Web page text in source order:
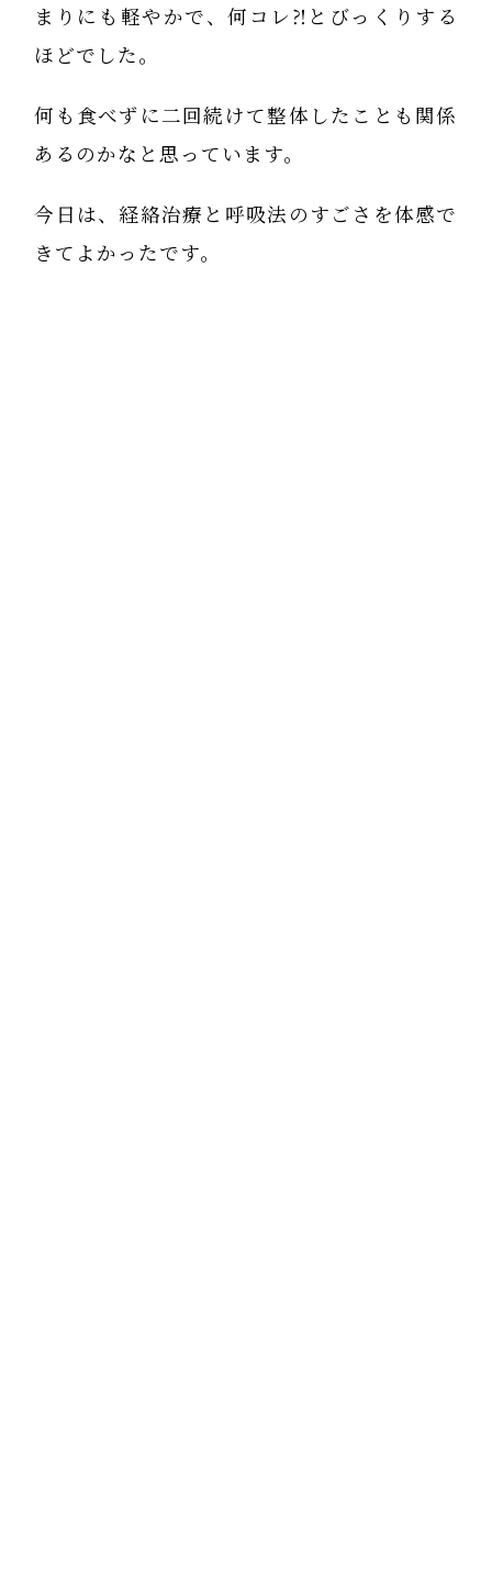
まりにも軽やかで、何コレ⁈とびっくりする
ほどでした。
何も食べずに二回続けて整体したことも関係
あるのかなと思っています。
今日は、経絡治療と呼吸法のすごさを体感で
きてよかったです。